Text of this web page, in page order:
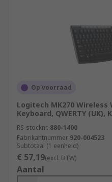
Op voorraad
Logitech MK270 Wireless
Keyboard, QWERTY (UK),
RS-stocknr. 880-1400
Fabrikantnummer 920-004523
Subtotaal (1 eenheid)
€ 57,19(excl. BTW)
Aantal